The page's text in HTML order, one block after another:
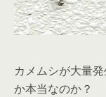
カメムシが大量
か本当なのか？